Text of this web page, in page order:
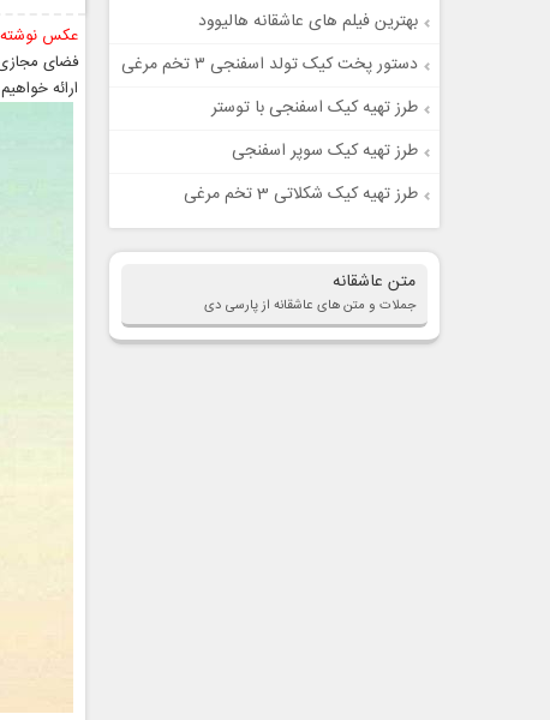
بهترین فیلم های عاشقانه هالیوود
دستور پخت کیک تولد اسفنجی ۳ تخم مرغی
طرز تهیه کیک اسفنجی با توستر
طرز تهیه کیک سوپر اسفنجی
طرز تهیه کیک شکلاتی 3 تخم مرغی
متن عاشقانه
جملات و متن های عاشقانه از پارسی دی
عکس نوشته
فضای مجازی
ارائه